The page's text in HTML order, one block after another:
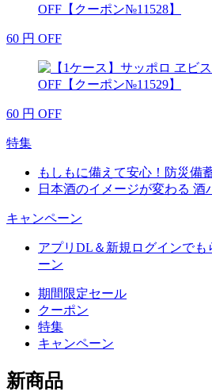
60 円 OFF
60 円 OFF
特集
もしもに備えて安心！防災備
日本酒のイメージが変わる 酒
キャンペーン
アプリDL＆新規ログインで
ーン
期間限定セール
クーポン
特集
キャンペーン
新商品